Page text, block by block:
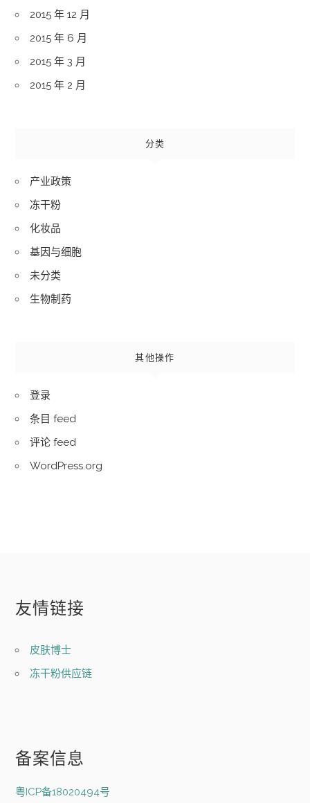
2015 年 12 月
2015 年 6 月
2015 年 3 月
2015 年 2 月
分类
产业政策
冻干粉
化妆品
基因与细胞
未分类
生物制药
其他操作
登录
条目 feed
评论 feed
WordPress.org
友情链接
皮肤博士
冻干粉供应链
备案信息
粤ICP备18020494号